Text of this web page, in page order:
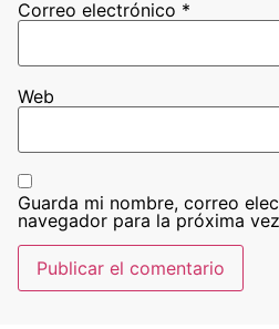
Correo electrónico *
Web
Guarda mi nombre, correo
navegador para la próxima